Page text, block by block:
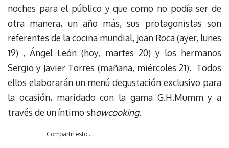
noches para el público y que como no podía ser de
otra manera, un año más, sus protagonistas son
referentes de la cocina mundial, Joan Roca (ayer, lunes
19) , Ángel León (hoy, martes 20) y los hermanos
Sergio y Javier Torres (mañana, miércoles 21). Todos
ellos elaborarán un menú degustación exclusivo para
la ocasión, maridado con la gama G.H.Mumm y a
través de un íntimo showcooking.
Compartir esto...